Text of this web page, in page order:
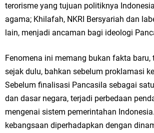
terorisme yang tujuan politiknya
agama; Khilafah, NKRI Bersyariah dan
lain, menjadi ancaman bagi ideologi
Fenomena ini memang bukan fakta baru,
sejak dulu, bahkan sebelum proklamasi
Sebelum finalisasi Pancasila sebagai
dan dasar negara, terjadi perbedaan
mengenai sistem pemerintahan
kebangsaan diperhadapkan dengan